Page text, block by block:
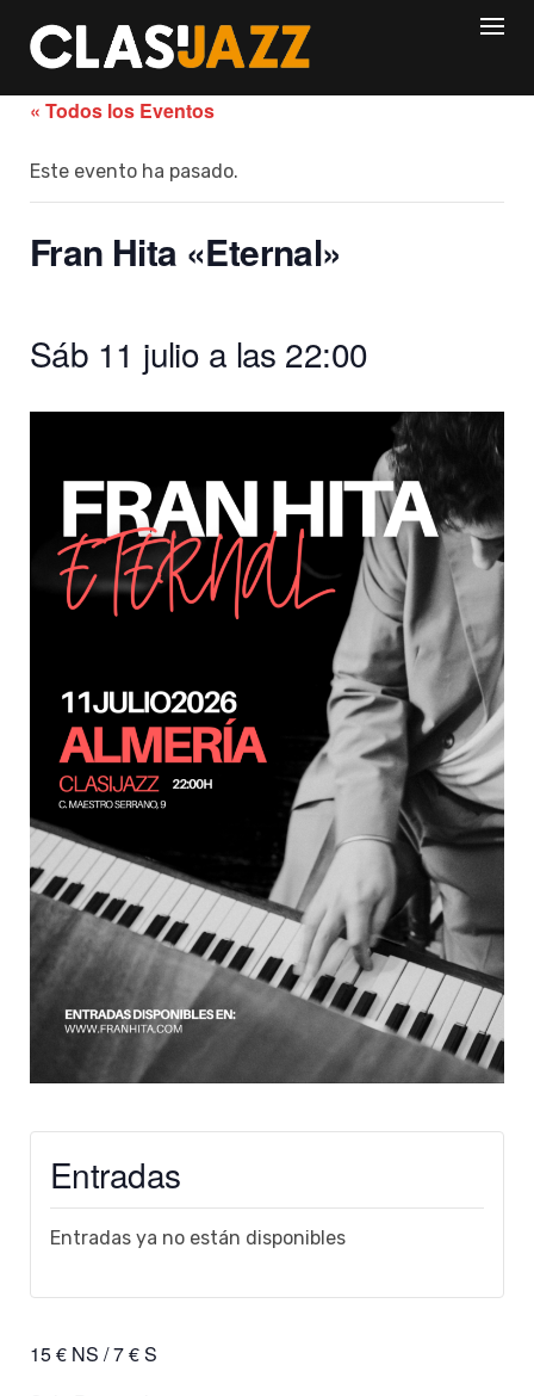
content
« Todos los Eventos
Este evento ha pasado.
Fran Hita «Eternal»
Sáb 11 julio a las 22:00
Entradas
Entradas ya no están disponibles
15 € NS / 7 € S